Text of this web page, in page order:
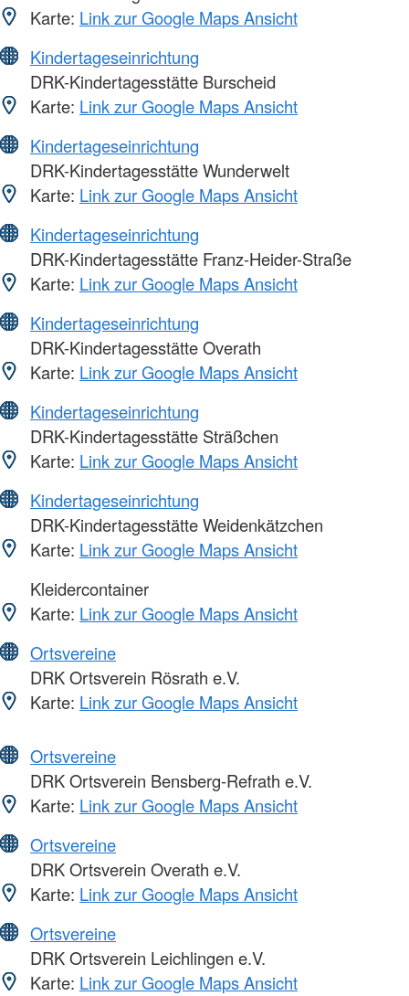
Karte: Link zur Google Maps Ansicht
Kindertageseinrichtung
DRK-Kindertagesstätte Burscheid
Karte: Link zur Google Maps Ansicht
Kindertageseinrichtung
DRK-Kindertagesstätte Wunderwelt
Karte: Link zur Google Maps Ansicht
Kindertageseinrichtung
DRK-Kindertagesstätte Franz-Heider-Straße
Karte: Link zur Google Maps Ansicht
Kindertageseinrichtung
DRK-Kindertagesstätte Overath
Karte: Link zur Google Maps Ansicht
Kindertageseinrichtung
DRK-Kindertagesstätte Sträßchen
Karte: Link zur Google Maps Ansicht
Kindertageseinrichtung
DRK-Kindertagesstätte Weidenkätzchen
Karte: Link zur Google Maps Ansicht
Kleidercontainer
Karte: Link zur Google Maps Ansicht
Ortsvereine
DRK Ortsverein Rösrath e.V.
Karte: Link zur Google Maps Ansicht
Ortsvereine
DRK Ortsverein Bensberg-Refrath e.V.
Karte: Link zur Google Maps Ansicht
Ortsvereine
DRK Ortsverein Overath e.V.
Karte: Link zur Google Maps Ansicht
Ortsvereine
DRK Ortsverein Leichlingen e.V.
Karte: Link zur Google Maps Ansicht